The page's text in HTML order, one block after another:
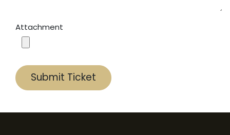
Attachment
Submit Ticket